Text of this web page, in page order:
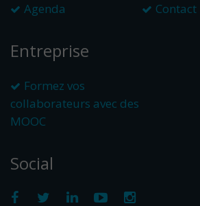
Agenda
Contact
Entreprise
Formez vos
collaborateurs avec des
MOOC
Social